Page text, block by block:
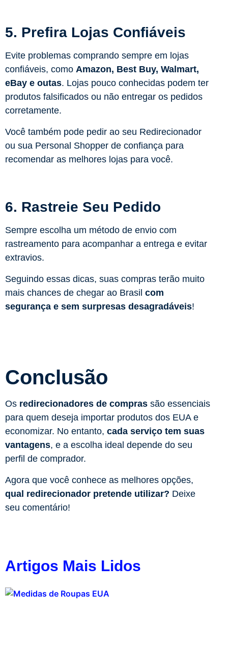
5. Prefira Lojas Confiáveis
Evite problemas comprando sempre em lojas
confiáveis, como Amazon, Best Buy, Walmart,
eBay e outas. Lojas pouco conhecidas podem ter
produtos falsificados ou não entregar os pedidos
corretamente.
Você também pode pedir ao seu Redirecionador
ou sua Personal Shopper de confiança para
recomendar as melhores lojas para você.
6. Rastreie Seu Pedido
Sempre escolha um método de envio com
rastreamento para acompanhar a entrega e evitar
extravios.
Seguindo essas dicas, suas compras terão muito
mais chances de chegar ao Brasil com
segurança e sem surpresas desagradáveis!
Conclusão
Os redirecionadores de compras são essenciais
para quem deseja importar produtos dos EUA e
economizar. No entanto, cada serviço tem suas
vantagens, e a escolha ideal depende do seu
perfil de comprador.
Agora que você conhece as melhores opções,
qual redirecionador pretende utilizar? Deixe
seu comentário!
Artigos Mais Lidos